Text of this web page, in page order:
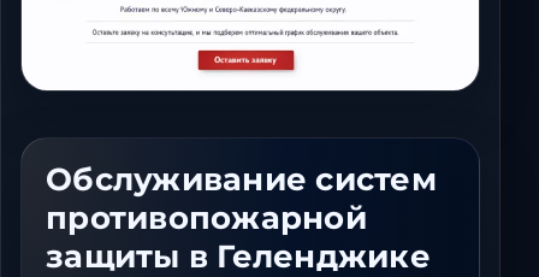
Обслуживание систем
противопожарной
защиты в Геленджике